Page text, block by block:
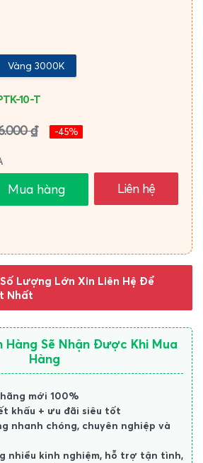
Vàng 3000K
10-T
₫ -45%
Mua hàng Liên hệ
Lượng Lớn Xin Liên Hệ Để
Nhất
Hàng Sẽ Nhận Được Khi Mua
Hàng
mới 100%
khấu + ưu đãi siêu tốt
nhanh chóng, chuyên nghiệp và
nhiều kinh nghiệm, hỗ trợ tận tình,